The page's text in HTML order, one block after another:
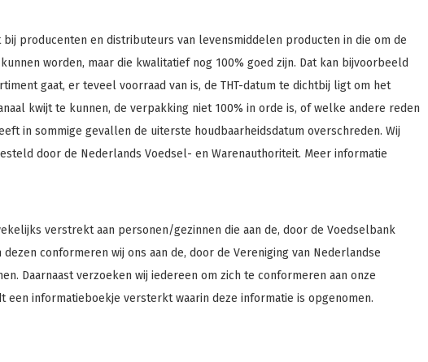
bij producenten en distributeurs van levensmiddelen producten in die om de
worden, maar die kwalitatief nog 100% goed zijn. Dat kan bijvoorbeeld
gaat, er teveel voorraad van is, de THT-datum te dichtbij ligt om het
kwijt te kunnen, de verpakking niet 100% in orde is, of welke andere reden
in sommige gevallen de uiterste houdbaarheidsdatum overschreden. Wij
door de Nederlands Voedsel- en Warenauthoriteit. Meer informatie
verstrekt aan personen/gezinnen die aan de, door de Voedselbank
conformeren wij ons aan de, door de Vereniging van Nederlandse
Daarnaast verzoeken wij iedereen om zich te conformeren aan onze
een informatieboekje versterkt waarin deze informatie is opgenomen.